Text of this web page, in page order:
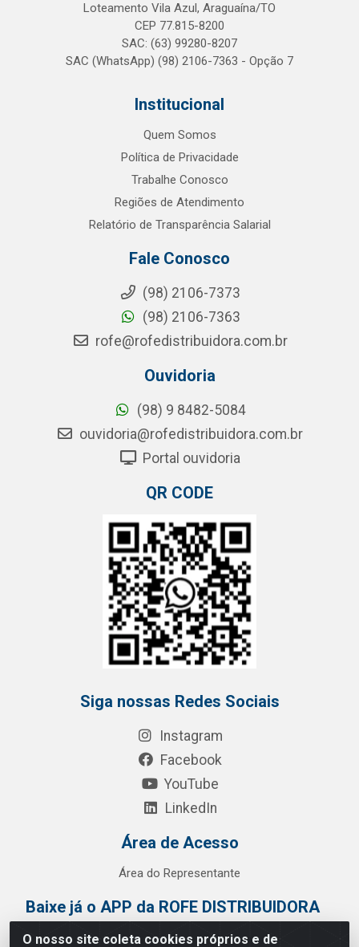
O nosso site coleta cookies próprios e de
Loteamento Vila Azul, Araguaína/TO
CEP 77.815-8200
SAC: (63) 99280-8207
SAC (WhatsApp) (98) 2106-7363 - Opção 7
Institucional
Quem Somos
Política de Privacidade
Trabalhe Conosco
Regiões de Atendimento
Relatório de Transparência Salarial
Fale Conosco
(98) 2106-7373
(98) 2106-7363
rofe@rofedistribuidora.com.br
Ouvidoria
(98) 9 8482-5084
ouvidoria@rofedistribuidora.com.br
Portal ouvidoria
QR CODE
Siga nossas Redes Sociais
Instagram
Facebook
YouTube
LinkedIn
Área de Acesso
Área do Representante
Baixe já o APP da ROFE DISTRIBUIDORA